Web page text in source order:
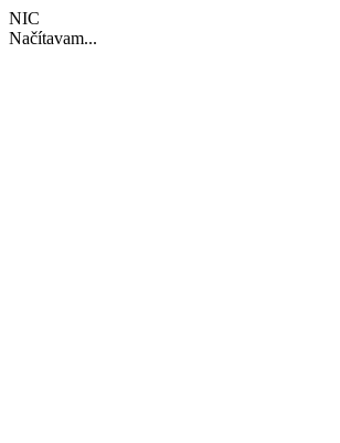
NIC
Načítavam...